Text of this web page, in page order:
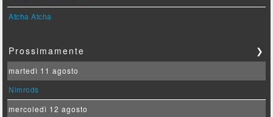
Atcha Atcha
Prossimamente ❯
martedì 11 agosto
Nimrods
mercoledì 12 agosto